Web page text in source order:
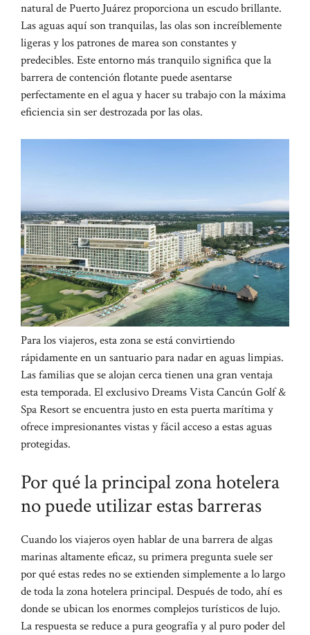
natural de Puerto Juárez proporciona un escudo brillante.
Las aguas aquí son tranquilas, las olas son increíblemente
ligeras y los patrones de marea son constantes y
predecibles. Este entorno más tranquilo significa que la
barrera de contención flotante puede asentarse
perfectamente en el agua y hacer su trabajo con la máxima
eficiencia sin ser destrozada por las olas.
Para los viajeros, esta zona se está convirtiendo
rápidamente en un santuario para nadar en aguas limpias.
Las familias que se alojan cerca tienen una gran ventaja
esta temporada. El exclusivo Dreams Vista Cancún Golf &
Spa Resort se encuentra justo en esta puerta marítima y
ofrece impresionantes vistas y fácil acceso a estas aguas
protegidas.
Por qué la principal zona hotelera
no puede utilizar estas barreras
Cuando los viajeros oyen hablar de una barrera de algas
marinas altamente eficaz, su primera pregunta suele ser
por qué estas redes no se extienden simplemente a lo largo
de toda la zona hotelera principal. Después de todo, ahí es
donde se ubican los enormes complejos turísticos de lujo.
La respuesta se reduce a pura geografía y al puro poder del